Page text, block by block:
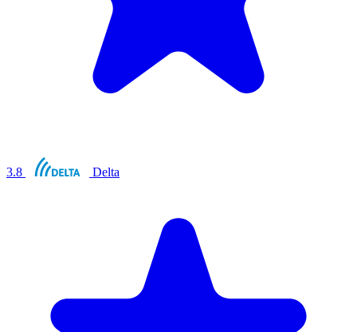
3.8 Delta